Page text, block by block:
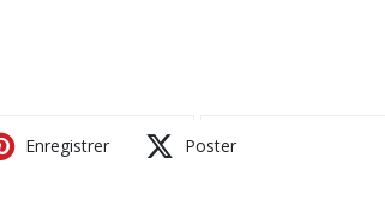
Enregistrer Poster